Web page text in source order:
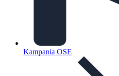
Kampania OSE